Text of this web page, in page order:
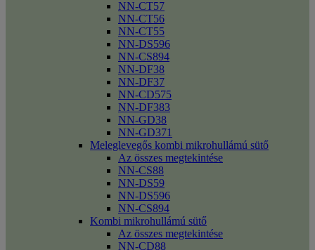
NN-CT57
NN-CT56
NN-CT55
NN-DS596
NN-CS894
NN-DF38
NN-DF37
NN-CD575
NN-DF383
NN-GD38
NN-GD371
Meleglevegős kombi mikrohullámú sütő
Az összes megtekintése
NN-CS88
NN-DS59
NN-DS596
NN-CS894
Kombi mikrohullámú sütő
Az összes megtekintése
NN-CD88